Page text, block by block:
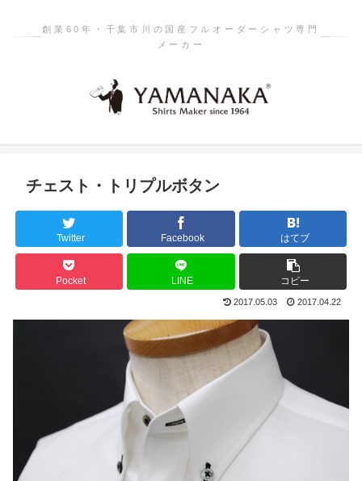
創業60年・千葉市川の国産フルオーダーシャツ専門
メーカー
チェスト・トリプルボタン
Twitter Facebook はてブ
Pocket LINE コピー
2017.05.03 2017.04.22